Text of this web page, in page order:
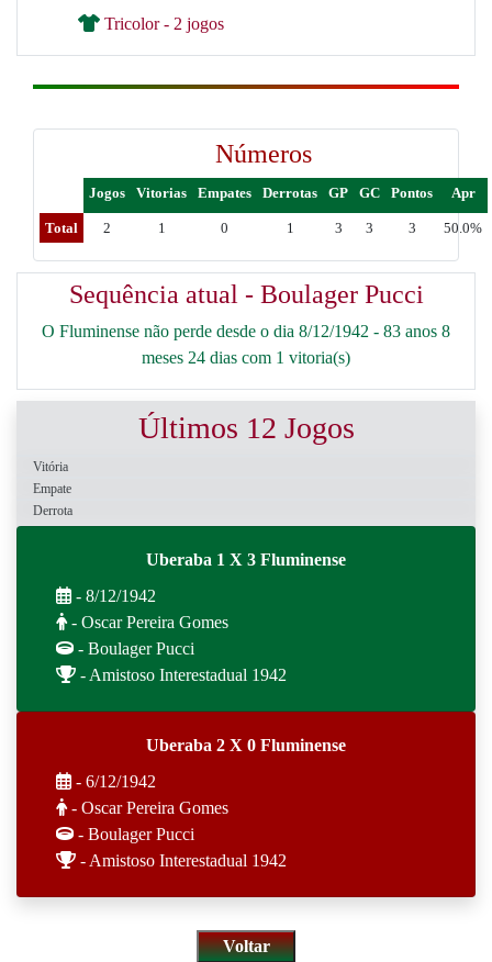
Tricolor - 2 jogos
Números
Jogos Vitorias Empates Derrotas GP GC Pontos Apr
Total 2 1 0 1 3 3 3 50.0%
Sequência atual - Boulager Pucci
O Fluminense não perde desde o dia 8/12/1942 - 83 anos 8
meses 24 dias com 1 vitoria(s)
Últimos 12 Jogos
Vitória
Empate
Derrota
Uberaba 1 X 3 Fluminense
- 8/12/1942
- Oscar Pereira Gomes
- Boulager Pucci
- Amistoso Interestadual 1942
Uberaba 2 X 0 Fluminense
- 6/12/1942
- Oscar Pereira Gomes
- Boulager Pucci
- Amistoso Interestadual 1942